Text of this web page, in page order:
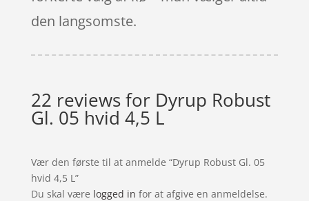
den langsomste.
22 reviews for Dyrup Robust
Gl. 05 hvid 4,5 L
Vær den første til at anmelde “Dyrup Robust Gl. 05
hvid 4,5 L”
Du skal være logged in for at afgive en anmeldelse.